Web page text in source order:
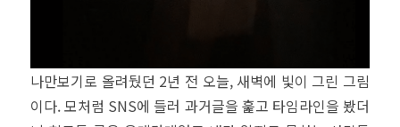
나만보기로 올려뒀던 2년 전 오늘, 새벽에 빛이 그린 그림
이다. 모처럼 SNS에 들러 과거글을 훑고 타임라인을 봤더